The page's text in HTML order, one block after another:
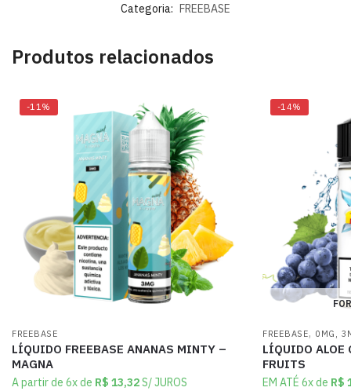
Categoria: FREEBASE
Produtos relacionados
-11%
FREEBASE
LÍQUIDO FREEBASE ANANAS MINTY –
MAGNA
A partir de 6x de R$ 13,32S/ JUROS
-14%
FREEBASE, 0MG,
LÍQUIDO ALOE
FRUITS
EM ATÉ 6x de R$